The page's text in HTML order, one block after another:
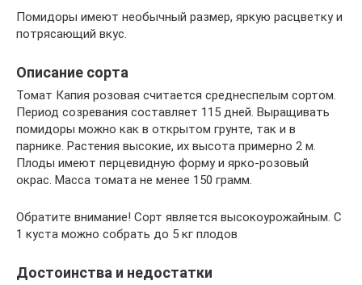
Помидоры имеют необычный размер, яркую расцветку и
потрясающий вкус.
Описание сорта
Томат Капия розовая считается среднеспелым сортом.
Период созревания составляет 115 дней. Выращивать
помидоры можно как в открытом грунте, так и в
парнике. Растения высокие, их высота примерно 2 м.
Плоды имеют перцевидную форму и ярко-розовый
окрас. Масса томата не менее 150 грамм.
Обратите внимание! Сорт является высокоурожайным. С
1 куста можно собрать до 5 кг плодов
Достоинства и недостатки